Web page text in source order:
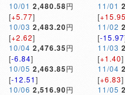
10/01 2,480.58円
[+5.77]
10/03 2,483.20円
[+2.62]
10/04 2,476.35円
[-6.84]
10/05 2,463.85円
[-12.51]
10/06 2,516.90円
11/01
[
11/02
[-15.97
11/03
[+1.40]
11/04
[+6.83]
11/05